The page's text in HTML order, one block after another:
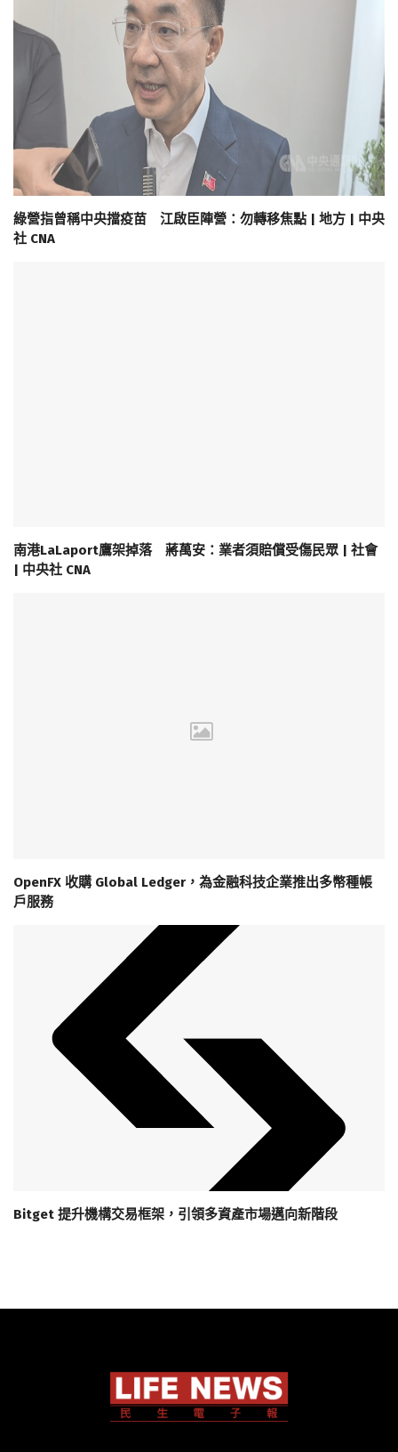
綠營指曾稱中央擋疫苗 江啟臣陣營：勿轉移焦點 | 地方 | 中央
社 CNA
南港LaLaport鷹架掉落 蔣萬安：業者須賠償受傷民眾 | 社會
| 中央社 CNA
OpenFX 收購 Global Ledger，為金融科技企業推出多幣種帳
戶服務
Bitget 提升機構交易框架，引領多資產市場邁向新階段